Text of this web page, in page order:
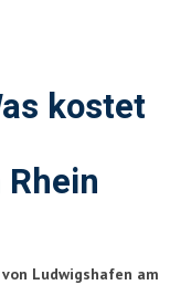
kostet
Ludwigshafen am